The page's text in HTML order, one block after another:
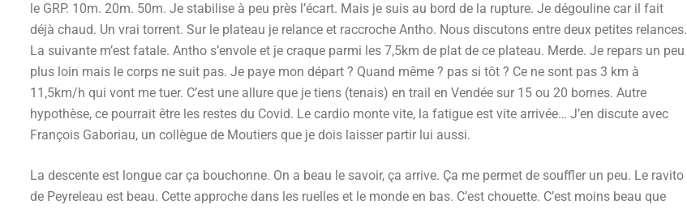
le GRP. 10m. 20m. 50m. Je stabilise à peu près l’écart. Mais je suis au bord de la rupture. Je dégouline car il fait
déjà chaud. Un vrai torrent. Sur le plateau je relance et raccroche Antho. Nous discutons entre deux petites relances.
La suivante m’est fatale. Antho s’envole et je craque parmi les 7,5km de plat de ce plateau. Merde. Je repars un peu
plus loin mais le corps ne suit pas. Je paye mon départ ? Quand même ? pas si tôt ? Ce ne sont pas 3 km à
11,5km/h qui vont me tuer. C’est une allure que je tiens (tenais) en trail en Vendée sur 15 ou 20 bornes. Autre
hypothèse, ce pourrait être les restes du Covid. Le cardio monte vite, la fatigue est vite arrivée… J’en discute avec
François Gaboriau, un collègue de Moutiers que je dois laisser partir lui aussi.
La descente est longue car ça bouchonne. On a beau le savoir, ça arrive. Ça me permet de souffler un peu. Le ravito
de Peyreleau est beau. Cette approche dans les ruelles et le monde en bas. C’est chouette. C’est moins beau que